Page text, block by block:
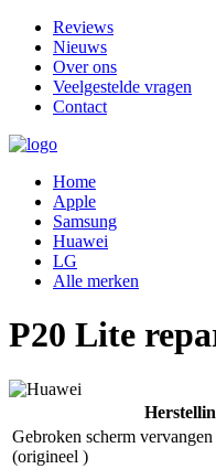
Reviews
Nieuws
Over ons
Veelgestelde vragen
Contact
Home
Apple
Samsung
Huawei
LG
Alle merken
P20 Lite
Gebroken scherm
(origineel )